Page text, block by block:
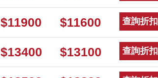
$11900 $11600 查詢折扣
$13400 $13100 查詢折扣